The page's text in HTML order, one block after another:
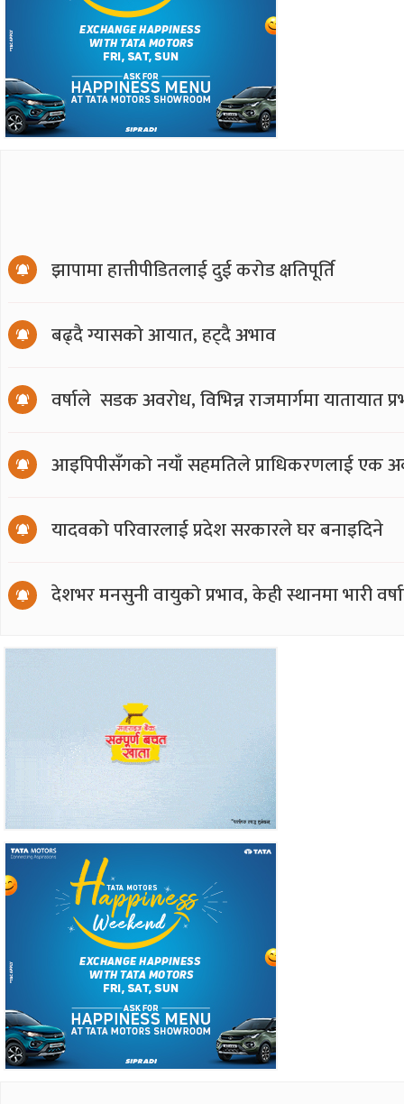
झापामा हात्तीपीडितलाई दुई करोड क्षतिपूर्ति
बढ्दै ग्यासको आयात, हट्दै अभाव
वर्षाले सडक अवरोध, विभिन्न राजमार्गमा यातायात
आइपिपीसँगको नयाँ सहमतिले प्राधिकरणलाई एक
यादवको परिवारलाई प्रदेश सरकारले घर बनाइदिने
देशभर मनसुनी वायुको प्रभाव, केही स्थानमा भारी